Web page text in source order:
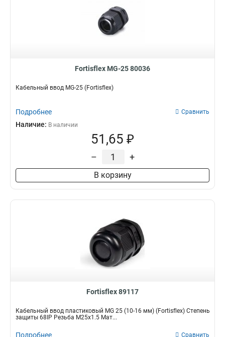
Fortisflex MG-25 80036
Кабельный ввод MG-25 (Fortisflex)
Подробнее Сравнить
Наличие: В наличии
51,65 ₽
– +
В корзину
Fortisflex 89117
Кабельный ввод пластиковый МG 25 (10-16 мм) (Fortisflex) Степень
защиты 68IP Резьба M25x1.5 Мат...
Подробнее Сравнить